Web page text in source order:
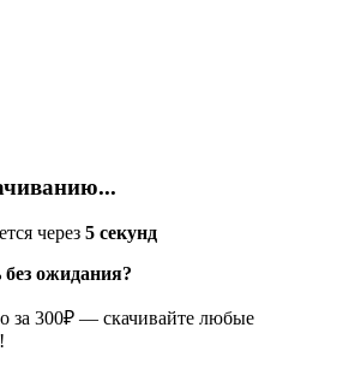
через 5 секунд
ожидания?
за 300₽ — скачивайте любые